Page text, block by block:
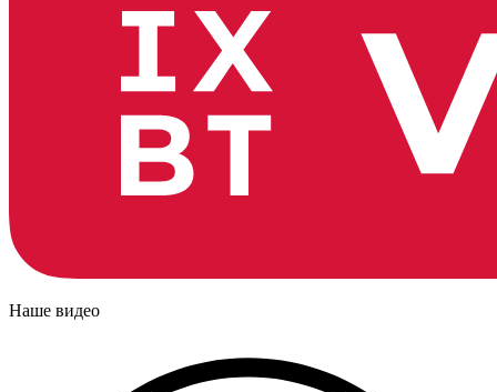
Наше видео